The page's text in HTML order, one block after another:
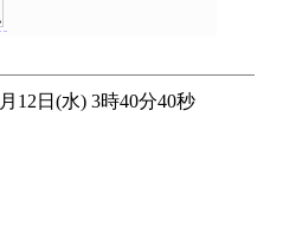
12日(水) 3時40分40秒